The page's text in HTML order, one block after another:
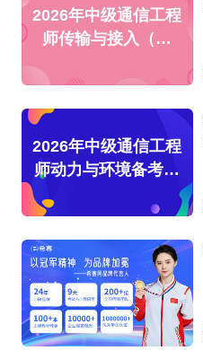
2026年中级通信工程
师传输与接入（无
2026年中级通信工程
师动力与环境备考攻